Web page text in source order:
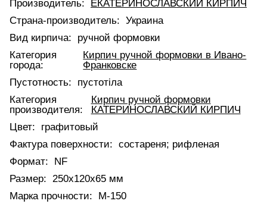
Производитель:
ЕКАТЕРИНОСЛАВСКИЙ КИРПИЧ
Страна-производитель: Украина
Вид кирпича:
ручной формовки
Категория
города:
Кирпич ручной формовки в Ивано-
Франковске
Пустотность:
пустотіла
Категория
производителя:
Кирпич ручной формовки
КАТЕРИНОСЛАВСКИЙ КИРПИЧ
Цвет:
графитовый
Фактура поверхности: состареня; рифленая
Формат:
NF
Размер: 250х120х65 мм
Марка прочности:
М-150